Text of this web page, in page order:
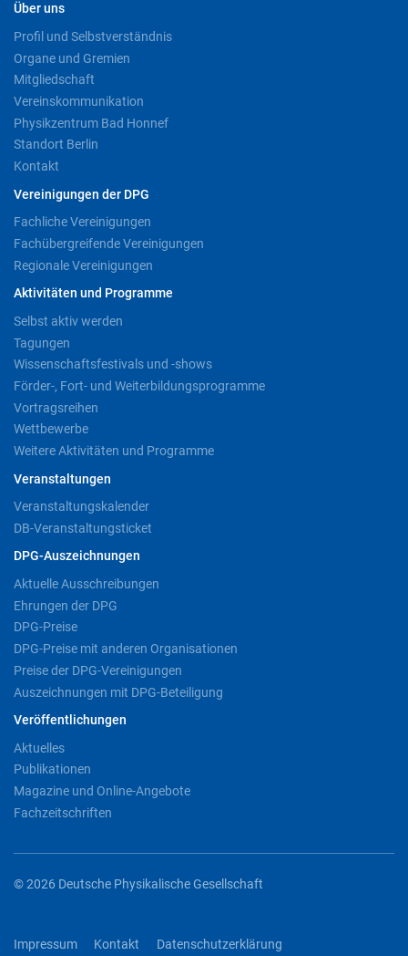
Über uns
Profil und Selbstverständnis
Organe und Gremien
Mitgliedschaft
Vereinskommunikation
Physikzentrum Bad Honnef
Standort Berlin
Kontakt
Vereinigungen der DPG
Fachliche Vereinigungen
Fachübergreifende Vereinigungen
Regionale Vereinigungen
Aktivitäten und Programme
Selbst aktiv werden
Tagungen
Wissenschaftsfestivals und -shows
Förder-, Fort- und Weiterbildungsprogramme
Vortragsreihen
Wettbewerbe
Weitere Aktivitäten und Programme
Veranstaltungen
Veranstaltungskalender
DB-Veranstaltungsticket
DPG-Auszeichnungen
Aktuelle Ausschreibungen
Ehrungen der DPG
DPG-Preise
DPG-Preise mit anderen Organisationen
Preise der DPG-Vereinigungen
Auszeichnungen mit DPG-Beteiligung
Veröffentlichungen
Aktuelles
Publikationen
Magazine und Online-Angebote
Fachzeitschriften
© 2026 Deutsche Physikalische Gesellschaft
Impressum Kontakt Datenschutzerklärung